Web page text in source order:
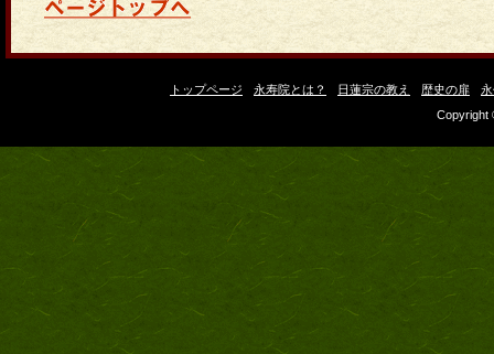
トップページ 永寿院とは？ 日蓮宗の教え 歴史の扉
Copyright